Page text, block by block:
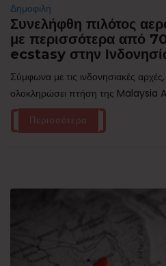
Δημοφιλή
Συνελήφθη πιλότος
με περισσότερα από
ecstasy στην
Σύμφωνα με τις ινδονησιακές αρχές,
ολοκληρώσει πτήση της Malaysia
Περισσότερα